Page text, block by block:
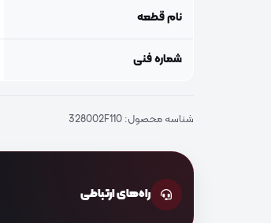
نام قطعه
شماره فنی
شناسه محصول:328002F110
راه‌های ارتباطی